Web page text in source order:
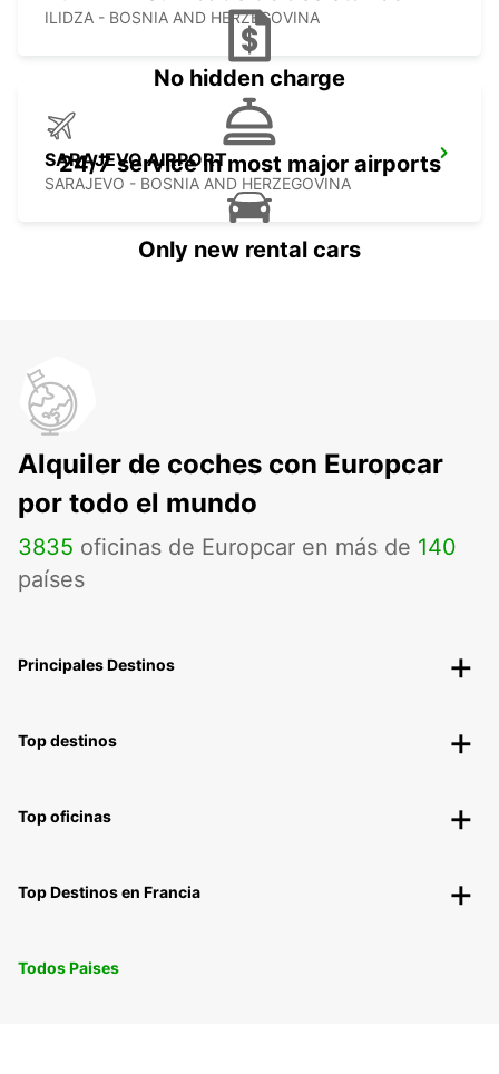
ILIDZA - BOSNIA AND HERZEGOVINA
SARAJEVO AIRPORT
SARAJEVO - BOSNIA AND HERZEGOVINA
No hidden charge
24/7 service in most major airports
Only new rental cars
Alquiler de coches con Europcar
por todo el mundo
3835 oficinas de Europcar en más de 140
países
Principales Destinos
Top destinos
Top oficinas
Top Destinos en Francia
Todos Paises